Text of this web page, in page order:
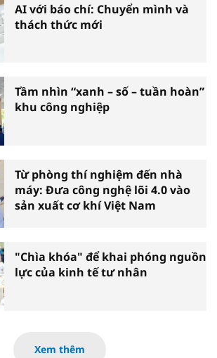
AI với báo chí: Chuyển mình và
thách thức mới
Tầm nhìn “xanh – số – tuần hoàn”
khu công nghiệp
Từ phòng thí nghiệm đến nhà
máy: Đưa công nghệ lõi 4.0 vào
sản xuất cơ khí Việt Nam
"Chìa khóa" để khai phóng nguồn
lực của kinh tế tư nhân
Xem thêm